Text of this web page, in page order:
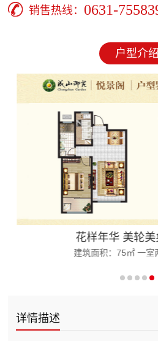
销售热线： 0631-
户型介绍
花样年华 美轮美
建筑面积：75㎡ 一室
详情描述